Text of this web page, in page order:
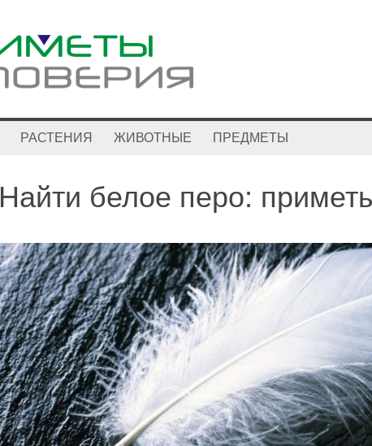
РАСТЕНИЯ ЖИВОТНЫЕ ПРЕДМЕТЫ
Найти белое перо: